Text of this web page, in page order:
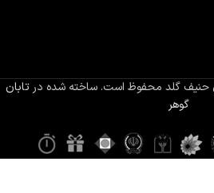
حنیف گلد محفوظ است. ساخته شده در تابان
گوهر